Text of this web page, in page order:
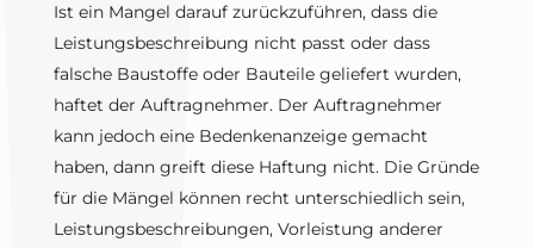
Ist ein Mangel darauf zurückzuführen, dass die
Leistungsbeschreibung nicht passt oder dass
falsche Baustoffe oder Bauteile geliefert wurden,
haftet der Auftragnehmer. Der Auftragnehmer
kann jedoch eine Bedenkenanzeige gemacht
haben, dann greift diese Haftung nicht. Die Gründe
für die Mängel können recht unterschiedlich sein,
Leistungsbeschreibungen, Vorleistung anderer